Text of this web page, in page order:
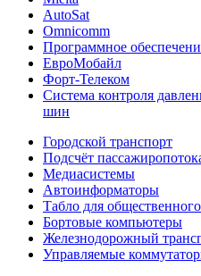
AutoSat
Omnicomm
Программное
ЕвроМобайл
Форт-Телеком
Система контроля
шин
Городской транспорт
Подсчёт
Медиасистемы
Автоинформаторы
Табло для
Бортовые компьютеры
Железнодорожный
Управляемые